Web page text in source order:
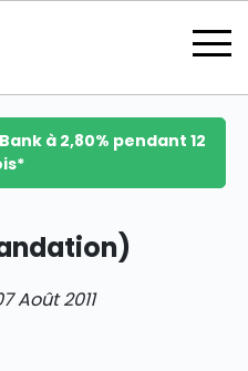
à 2,80% pendant 12
Août 2011